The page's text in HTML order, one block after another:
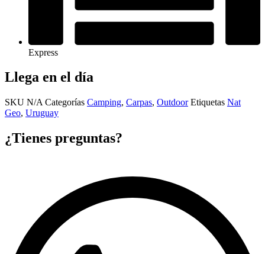
Express
Llega en el día
SKU N/A Categorías Camping, Carpas, Outdoor Etiquetas Nat
Geo, Uruguay
¿Tienes preguntas?